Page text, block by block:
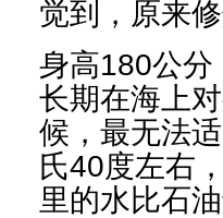
觉到，原来
身高180公分
长期在海上
候，最无法
氏40度左右
里的水比石